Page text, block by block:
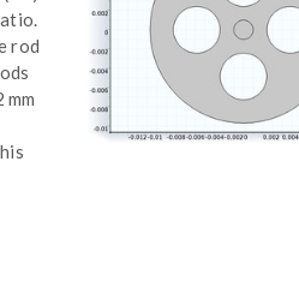
rod